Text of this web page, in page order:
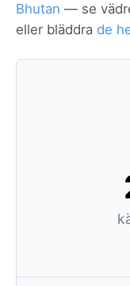
Bhutan — se
eller bläddra de